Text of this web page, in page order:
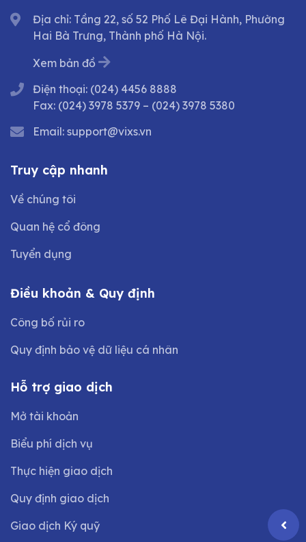
Địa chỉ: Tầng 22, số 52 Phố Lê Đại Hành, Phường
Hai Bà Trưng, Thành phố Hà Nội.
Xem bản đồ
Điện thoại: (024) 4456 8888
Fax: (024) 3978 5379 – (024) 3978 5380
Email: support@vixs.vn
Truy cập nhanh
Về chúng tôi
Quan hệ cổ đông
Tuyển dụng
Điều khoản & Quy định
Công bố rủi ro
Quy định bảo vệ dữ liệu cá nhân
Hỗ trợ giao dịch
Mở tài khoản
Biểu phí dịch vụ
Thực hiện giao dịch
Quy định giao dịch
Giao dịch Ký quỹ